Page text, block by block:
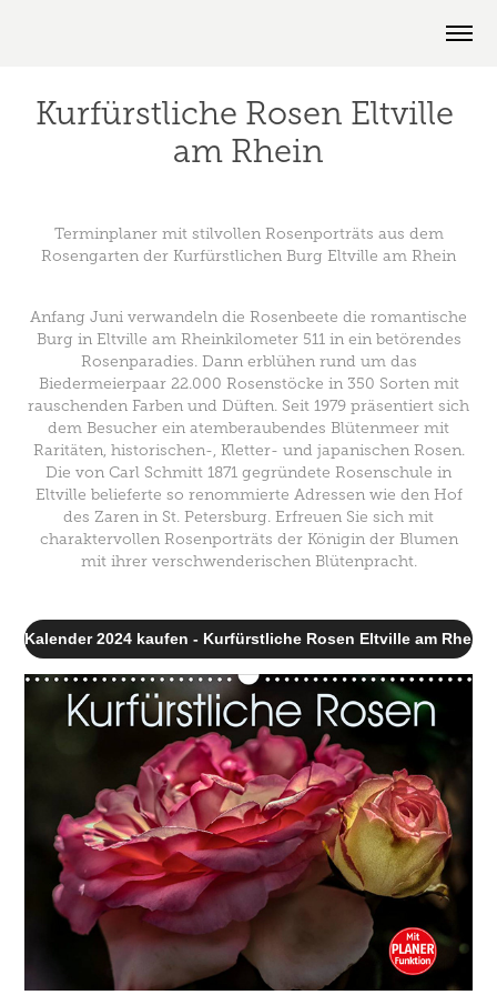
Kurfürstliche Rosen Eltville
am Rhein
Terminplaner mit stilvollen Rosenporträts aus dem
Rosengarten der Kurfürstlichen Burg Eltville am Rhein
Anfang Juni verwandeln die Rosenbeete die romantische
Burg in Eltville am Rheinkilometer 511 in ein betörendes
Rosenparadies. Dann erblühen rund um das
Biedermeierpaar 22.000 Rosenstöcke in 350 Sorten mit
rauschenden Farben und Düften. Seit 1979 präsentiert sich
dem Besucher ein atemberaubendes Blütenmeer mit
Raritäten, historischen-, Kletter- und japanischen Rosen.
Die von Carl Schmitt 1871 gegründete Rosenschule in
Eltville belieferte so renommierte Adressen wie den Hof
des Zaren in St. Petersburg. Erfreuen Sie sich mit
charaktervollen Rosenporträts der Königin der Blumen
mit ihrer verschwenderischen Blütenpracht.
Kalender 2024 kaufen - Kurfürstliche Rosen Eltville am Rhein